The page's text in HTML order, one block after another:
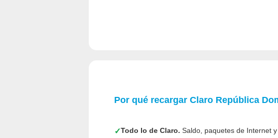
Por qué recargar Claro República
✓Todo lo de Claro. Saldo, paquetes de Internet